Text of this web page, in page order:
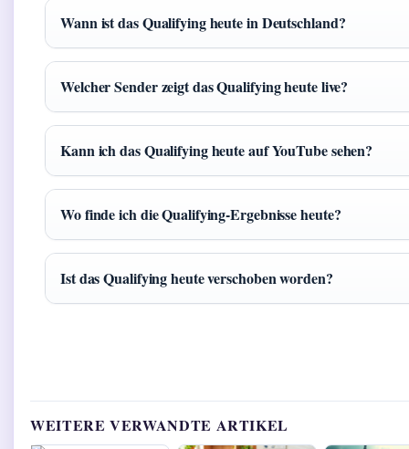
Wann ist das Qualifying heute in Deutschland?
Welcher Sender zeigt das Qualifying heute live?
Kann ich das Qualifying heute auf YouTube sehen?
Wo finde ich die Qualifying-Ergebnisse heute?
Ist das Qualifying heute verschoben worden?
WEITERE VERWANDTE ARTIKEL